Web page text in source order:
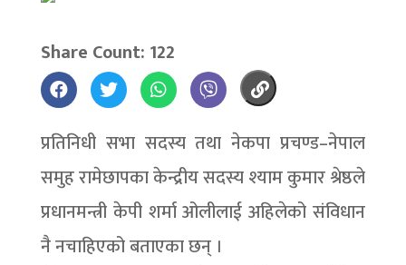
Share Count: 122
प्रतिनिधी सभा सदस्य तथा नेकपा प्रचण्ड–नेपाल
समुह रामेछापका केन्द्रीय सदस्य श्याम कुमार श्रेष्ठले
प्रधानमन्त्री केपी शर्मा ओलीलाई अहिलेको संविधान
नै नचाहिएको बताएका छन् ।